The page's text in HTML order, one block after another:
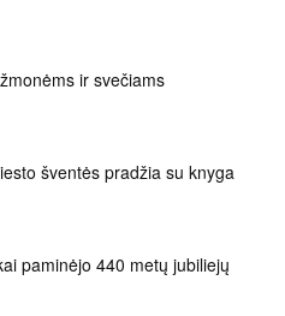
ir svečiams
šventės pradžia su knyga
paminėjo 440 metų jubiliejų